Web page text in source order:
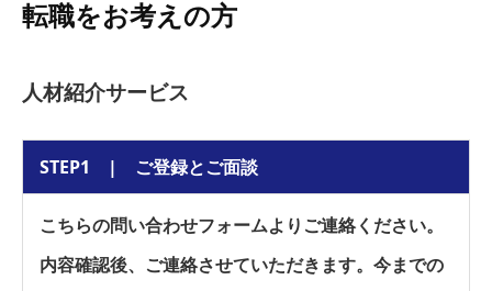
転職をお考えの方
人材紹介サービス
STEP1 | ご登録とご面談
こちらの問い合わせフォームよりご連絡ください。
内容確認後、ご連絡させていただきます。今までの